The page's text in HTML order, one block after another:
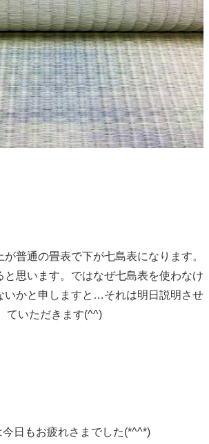
普通の畳表で下が七島表になります。
と思います。ではなぜ七島表を使わなけ
いかと申しますと…それは明日説明させ
ていただきます(^^)
今日もお疲れさまでした(*^^*)